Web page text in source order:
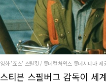
영화 '죠스' 스틸컷 / 롯데컬처웍스 롯데시네마 제
스티븐 스필버그 감독이 세